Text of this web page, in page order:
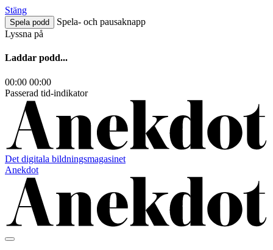
Hoppa
till
innehåll
Stäng
Spela podd
Spela- och pausaknapp
Lyssna på
Laddar podd...
00:00 00:00
Passerad tid-indikator
Det digitala bildningsmagasinet
Anekdot